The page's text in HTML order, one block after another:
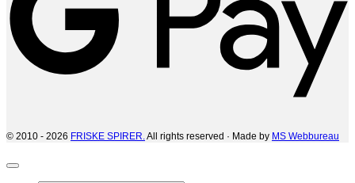
© 2010 - 2026 FRISKE SPIRER. All rights reserved · Made by MS Webbureau